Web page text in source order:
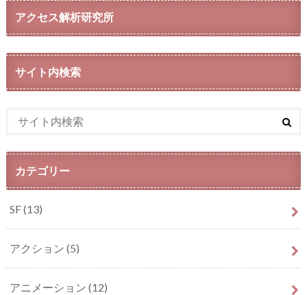
アクセス解析研究所
サイト内検索
カテゴリー
SF(13)
アクション (5)
アニメーション (12)